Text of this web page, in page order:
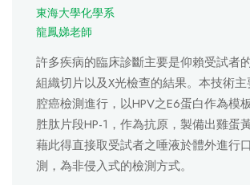
東海大學化學系
龍鳳娣老師
許多疾病的臨床診斷主要是仰賴受試者
組織切片以及X光檢查的結果。本技術
腔癌檢測進行，以HPV之E6蛋白作為模
胜肽片段HP-1，作為抗原，製備出雞蛋
藉此得直接取受試者之唾液於體外進行
測，為非侵入式的檢測方式。